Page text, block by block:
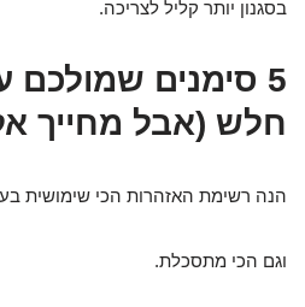
בסגנון יותר קליל לצריכה.
5 סימנים שמולכם
חלש (אבל מחייך
הנה רשימת האזהרות הכי שימושית
וגם הכי מתסכלת.